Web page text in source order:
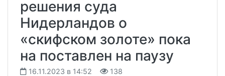
решения суда
Нидерландов о
«скифском золоте» пока
на поставлен на паузу
16.11.2023 в 14:52 138